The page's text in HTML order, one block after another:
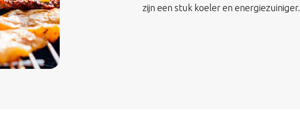
zijn een stuk koeler en energiezuiniger.